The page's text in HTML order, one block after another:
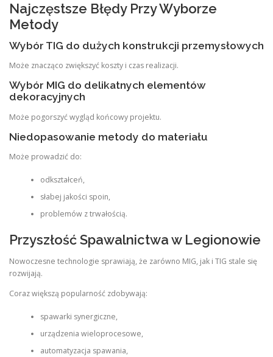
Najczęstsze Błędy Przy Wyborze
Metody
Wybór TIG do dużych konstrukcji przemysłowych
Może znacząco zwiększyć koszty i czas realizacji.
Wybór MIG do delikatnych elementów
dekoracyjnych
Może pogorszyć wygląd końcowy projektu.
Niedopasowanie metody do materiału
Może prowadzić do:
odkształceń,
słabej jakości spoin,
problemów z trwałością.
Przyszłość Spawalnictwa w Legionowie
Nowoczesne technologie sprawiają, że zarówno MIG, jak i TIG stale się
rozwijają.
Coraz większą popularność zdobywają:
spawarki synergiczne,
urządzenia wieloprocesowe,
automatyzacja spawania,